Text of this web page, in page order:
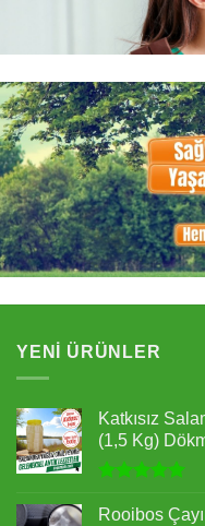
YENI ÜRÜNLER
Katkısız
(1,5 Kg)
5.00oy
Rooibos